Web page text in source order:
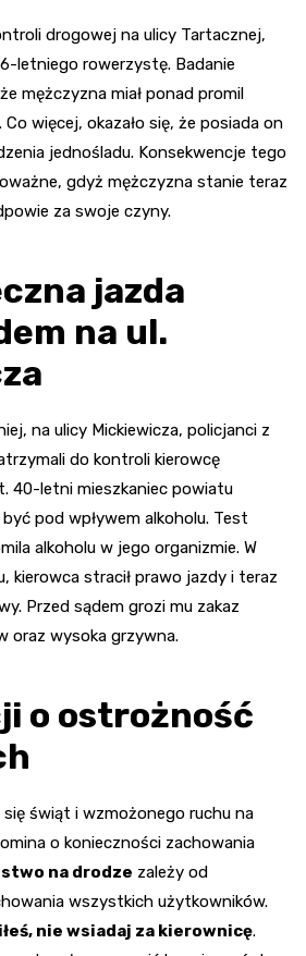
drogowej na ulicy Tartacznej,
letniego rowerzystę. Badanie
mężczyzna miał ponad promil
więcej, okazało się, że posiada on
jednośladu. Konsekwencje tego
gdyż mężczyzna stanie teraz
za swoje czyny.
jazda
na ul.
na ulicy Mickiewicza, policjanci z
do kontroli kierowcę
40-letni mieszkaniec powiatu
być pod wpływem alkoholu. Test
alkoholu w jego organizmie. W
kierowca stracił prawo jazdy i teraz
Przed sądem grozi mu zakaz
oraz wysoka grzywna.
o ostrożność
się świąt i wzmożonego ruchu na
o konieczności zachowania
na drodze zależy od
wszystkich użytkowników.
nie wsiadaj za kierownicę.